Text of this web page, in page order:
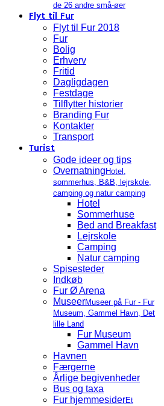
de 26 andre små-øer
Flyt til Fur
Flyt til Fur 2018
Fur
Bolig
Erhverv
Fritid
Dagligdagen
Festdage
Tilflytter historier
Branding Fur
Kontakter
Transport
Turist
Gode ideer og tips
Overnatning Hotel,
sommerhus, B&B, lejrskole,
camping og natur camping
Hotel
Sommerhuse
Bed and Breakfast
Lejrskole
Camping
Natur camping
Spisesteder
Indkøb
Fur Ø Arena
MuseerMuseer på Fur - Fur
Museum, Gammel Havn, Det
lille Land
Fur Museum
Gammel Havn
Havnen
Færgerne
Årlige begivenheder
Bus og taxa
Fur hjemmesiderEt